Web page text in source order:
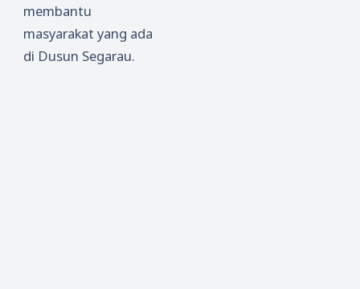
membantu
masyarakat yang ada
di Dusun Segarau.